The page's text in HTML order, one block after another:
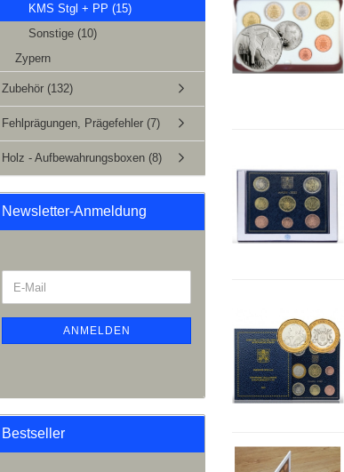
KMS Stgl + PP (15)
Sonstige (10)
Zypern
Zubehör (132)
Fehlprägungen, Prägefehler (7)
Holz - Aufbewahrungsboxen (8)
Newsletter-Anmeldung
ANMELDEN
Bestseller